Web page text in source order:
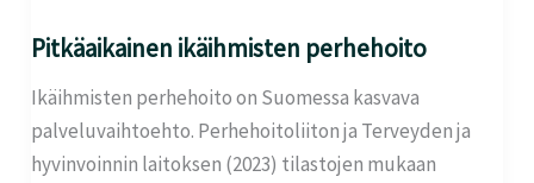
Pitkäaikainen ikäihmisten perhehoito
Ikäihmisten perhehoito on Suomessa kasvava
palveluvaihtoehto. Perhehoitoliiton ja Terveyden ja
hyvinvoinnin laitoksen (2023) tilastojen mukaan